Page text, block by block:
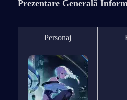
Prezentare Generală
Personaj